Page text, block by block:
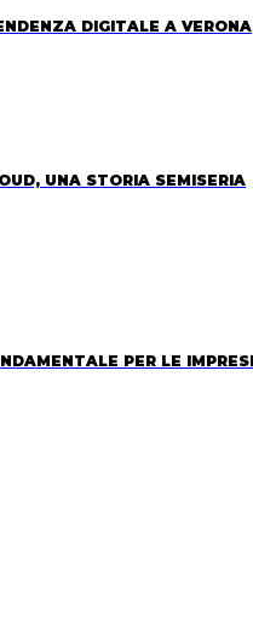
DIGITALE A VERONA
UNA STORIA SEMISERIA
PER LE